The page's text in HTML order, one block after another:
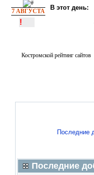
7 АВГУСТА В этот день:
!
Костромской рейтинг сайтов
Последние
Последние